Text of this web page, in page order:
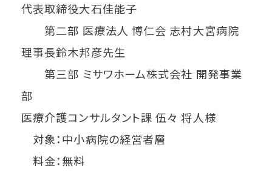
代表取締役大石佳能子
第二部 医療法人 博仁会 志村大宮病院
理事長鈴木邦彦先生
第三部 ミサワホーム株式会社 開発事業
部
医療介護コンサルタント課 伍々 将人様
対象：中小病院の経営者層
料金：無料